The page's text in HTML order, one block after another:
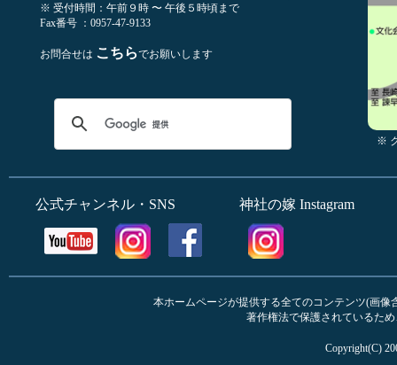
※ 受付時間：午前９時 〜 午後５時頃まで
Fax番号 ：0957-47-9133
お問合せは こちらでお願いします
※
公式チャンネル・SNS 神社の嫁 Instagram
本ホームページが提供する全てのコンテンツ(画
著作権法で保護されているた
Copyright(C)